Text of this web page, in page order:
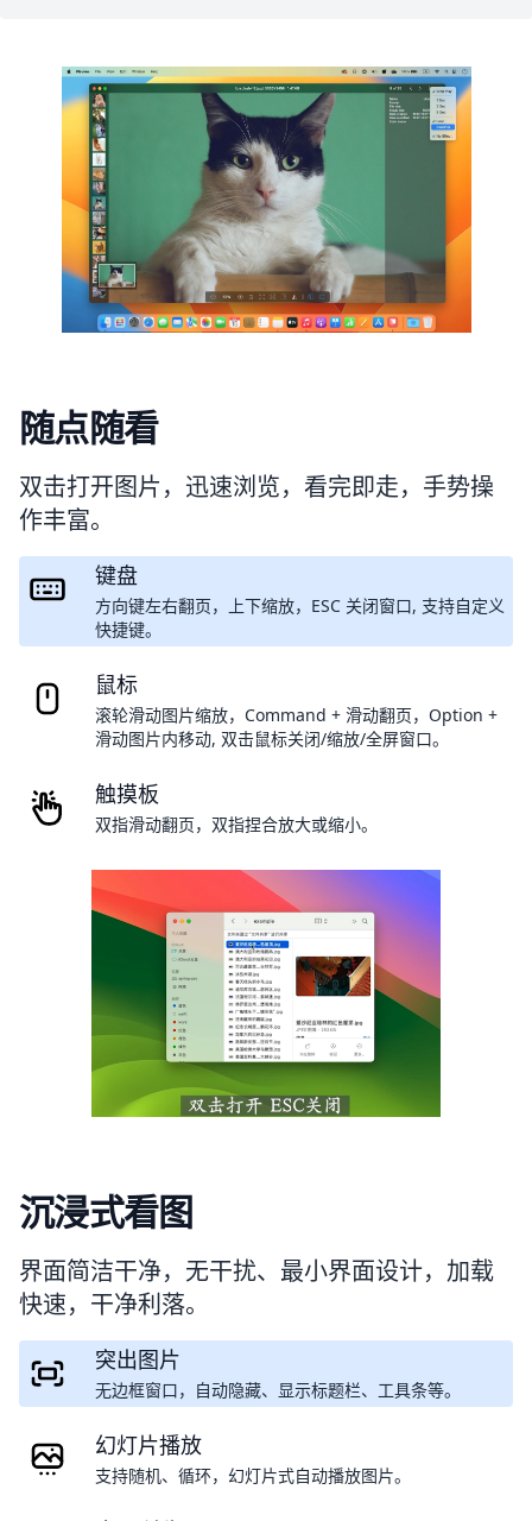
随点随看
双击打开图片，迅速浏览，看完即走，手势操
作丰富。
键盘
方向键左右翻页，上下缩放，ESC 关闭窗口, 支持自定义
快捷键。
鼠标
滚轮滑动图片缩放，Command + 滑动翻页，Option +
滑动图片内移动, 双击鼠标关闭/缩放/全屏窗口。
触摸板
双指滑动翻页，双指捏合放大或缩小。
沉浸式看图
界面简洁干净，无干扰、最小界面设计，加载
快速，干净利落。
突出图片
无边框窗口，自动隐藏、显示标题栏、工具条等。
幻灯片播放
支持随机、循环，幻灯片式自动播放图片。